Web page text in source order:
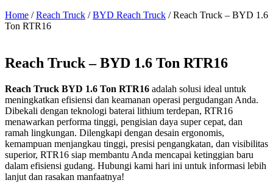
Home /Reach Truck /BYD Reach Truck / Reach Truck – BYD 1.6
Ton RTR16
Reach Truck – BYD 1.6 Ton RTR16
Reach Truck BYD 1.6 Ton RTR16 adalah solusi ideal untuk
meningkatkan efisiensi dan keamanan operasi pergudangan Anda.
Dibekali dengan teknologi baterai lithium terdepan, RTR16
menawarkan performa tinggi, pengisian daya super cepat, dan
ramah lingkungan. Dilengkapi dengan desain ergonomis,
kemampuan menjangkau tinggi, presisi pengangkatan, dan visibilitas
superior, RTR16 siap membantu Anda mencapai ketinggian baru
dalam efisiensi gudang. Hubungi kami hari ini untuk informasi lebih
lanjut dan rasakan manfaatnya!